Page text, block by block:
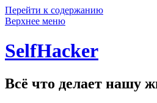
Перейти к содержанию
Верхнее меню
SelfHacker
Всё что делает нашу